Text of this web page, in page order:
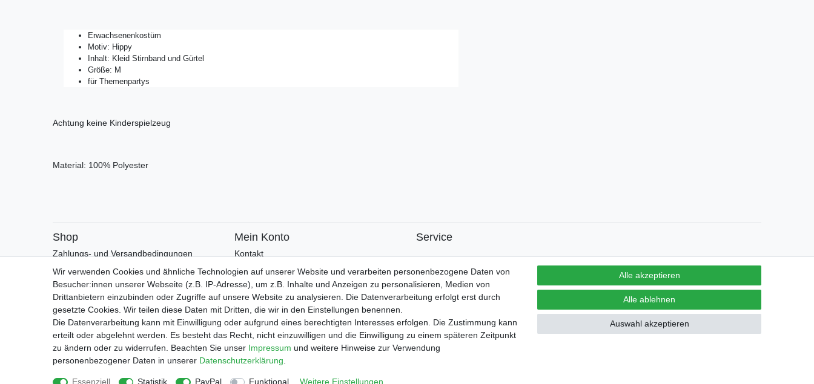
Erwachsenenkostüm
Motiv: Hippy
Inhalt: Kleid Stirnband und Gürtel
Größe: M
für Themenpartys
Achtung keine Kinderspielzeug
Material: 100% Polyester
Shop
Zahlungs- und Versandbedingungen
Warenkorb
Kasse
Mein Konto
Kontakt
Facebook
Service
Impressum Daten­schutz­erklärung AGB Widerrufs­recht Vertrag widerrufen
Wir verwenden Cookies und ähnliche Technologien auf unserer Website und verarbeiten personenbezogene Daten von
Besucher:innen unserer Webseite (z.B. IP-Adresse), um z.B. Inhalte und Anzeigen zu personalisieren, Medien von
Drittanbietern einzubinden oder Zugriffe auf unsere Website zu analysieren. Die Datenverarbeitung erfolgt erst durch
gesetzte Cookies. Wir teilen diese Daten mit Dritten, die wir in den Einstellungen benennen.
Die Datenverarbeitung kann mit Einwilligung oder aufgrund eines berechtigten Interesses erfolgen. Die Zustimmung kann
erteilt oder abgelehnt werden. Es besteht das Recht, nicht einzuwilligen und die Einwilligung zu einem späteren Zeitpunkt
zu ändern oder zu widerrufen. Beachten Sie unser Impressum und weitere Hinweise zur Verwendung
personenbezogener Daten in unserer Daten­schutz­erklärung
Essenziell Statistik PayPal Funktional Weitere Einstellungen
Alle akzeptieren
Alle ablehnen
Auswahl akzeptieren